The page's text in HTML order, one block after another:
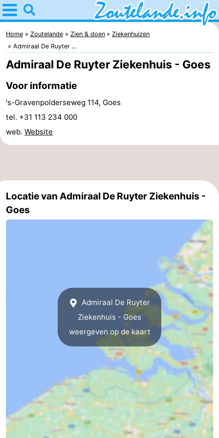
Home
Zoutelande
Tips
kinderen
Webcam
Webcam
Langstraat
Webcam
Bed
Musea
Galeries
-
Home Zoutelande Zien & doen
Ziekenhuizen
Admiraal De Ruyter ...
Admiraal De Ruyter Ziekenhuis - Goes
Voor informatie
's-Gravenpolderseweg 114, Goes
tel. +31 113 234 000
web. Website
Locatie van Admiraal De Ruyter Ziekenhuis -
Goes
Admiraal De Ruyter
Ziekenhuis - Goes
weergeven op de kaart